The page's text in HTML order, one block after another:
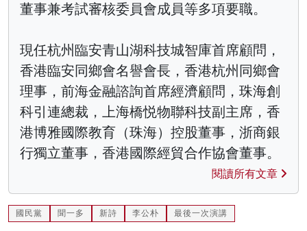
董事兼考試審核委員會成員等多項要職。
現任杭州臨安青山湖科技城智庫首席顧問，
香港臨安同鄉會名譽會長，香港杭州同鄉會
理事，前海金融諮詢首席經濟顧問，珠海創
科引連總裁，上海橋悦物聯科技副主席，香
港博雅國際教育（珠海）控股董事，浙商銀
行獨立董事，香港國際經貿合作協會董事。
閱讀所有文章
國民黨 聞一多 新詩 李公朴 最後一次演講